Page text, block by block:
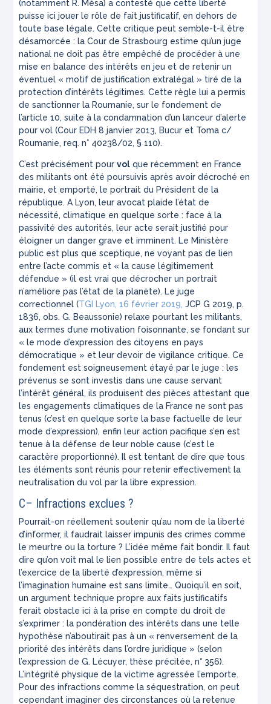
(notamment R. Mésa) a contesté que cette liberté
puisse ici jouer le rôle de fait justificatif, en dehors de
toute base légale. Cette critique peut semble-t-il être
désamorcée : la Cour de Strasbourg estime qu’un juge
national ne doit pas être empêché de procéder à une
mise en balance des intérêts en jeu et de retenir un
éventuel «motif de justification extralégal » tiré de la
protection d’intérêts légitimes. Cette règle lui a permis
de sanctionner la Roumanie, sur le fondement de
l’article 10, suite à la condamnation d’un lanceur d’alerte
pour vol (Cour EDH 8 janvier 2013, Bucur et Toma c/
Roumanie, req. n° 40238/02, § 110).
C’est précisément pourvol que récemment en France
des militants ont été poursuivis après avoir décroché en
mairie, et emporté, le portrait du Président de la
république. A Lyon, leur avocat plaide l’état de
nécessité, climatique en quelque sorte : face à la
passivité des autorités, leur acte serait justifié pour
éloigner un danger grave et imminent. Le Ministère
public est plus que sceptique, ne voyant pas de lien
entre l’acte commis et « la cause légitimement
défendue » (il est vrai que décrocher un portrait
n’améliore pas l’état de la planète). Le juge
correctionnel (TGI Lyon, 16 février 2019, JCP G 2019, p.
1836, obs. G. Beaussonie) relaxe pourtant les militants,
aux termes d’une motivation foisonnante, se fondant sur
«le mode d’expression des citoyens en pays
démocratique » et leur devoir de vigilance critique. Ce
fondement est soigneusement étayé par le juge : les
prévenus se sont investis dans une cause servant
l’intérêt général, ils produisent des pièces attestant que
les engagements climatiques de la France ne sont pas
tenus (c’est en quelque sorte la base factuelle de leur
mode d’expression), enfin leur action pacifique s’en est
tenue à la défense de leur noble cause (c’est le
caractère proportionné). Il est tentant de dire que tous
les éléments sont réunis pour retenir effectivement la
neutralisation du vol par la libre expression.
C– Infractions exclues ?
Pourrait-on réellement soutenir qu’au nom de la liberté
d’informer, il faudrait laisser impunis des crimes comme
le meurtre ou la torture ? L’idée même fait bondir. Il faut
dire qu’on voit mal le lien possible entre de tels actes et
l’exercice de la liberté d’expression, même si
l’imagination humaine est sans limite… Quoiqu’il en soit,
un argument technique propre aux faits justificatifs
ferait obstacle ici à la prise en compte du droit de
s’exprimer : la pondération des intérêts dans une telle
hypothèse n’aboutirait pas à un «renversement de la
priorité des intérêts dans l’ordre juridique » (selon
l’expression de G. Lécuyer, thèse précitée, n° 356).
L’intégrité physique de la victime agressée l’emporte.
Pour des infractions comme la séquestration, on peut
cependant imaginer des circonstances où la retenue